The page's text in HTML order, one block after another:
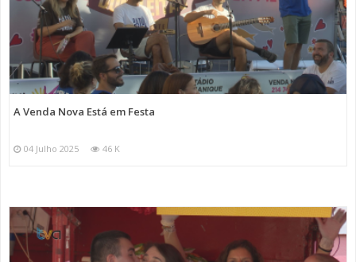
A Venda Nova Está em Festa
04 Julho 2025 46 K